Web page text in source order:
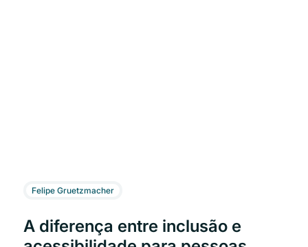
Felipe Gruetzmacher
A diferença entre inclusão e